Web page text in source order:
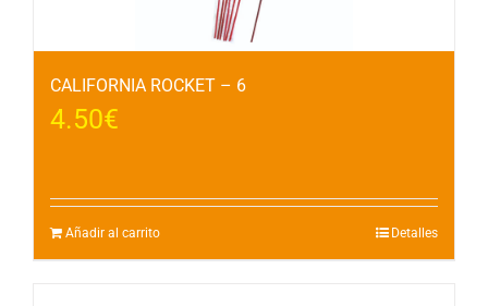
CALIFORNIA ROCKET – 6
4.50€
Añadir al carrito Detalles